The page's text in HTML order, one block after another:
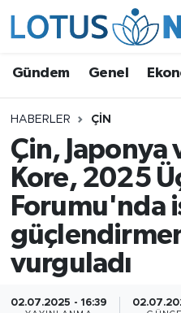
Gündem Genel
HABERLER ÇIN
Çin, Japonya
Kore, 2025
Forumu'nda
vurguladı
02.07.2025 - 16:39
Ekonomi
Dünya
Politika
Kültür - Sanat ve
Yaşam
Bilim ve Teknoloji